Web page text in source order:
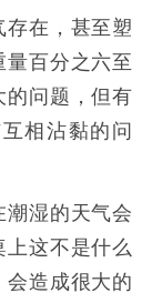
在，甚至塑
量百分之六至
的问题，但有
相沾黏的问
湿的天气会
上这不是什么
会造成很大的